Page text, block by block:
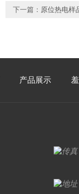
下一篇： 原位热电样
产品展示